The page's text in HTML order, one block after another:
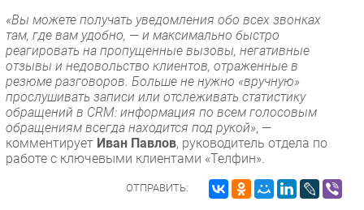
Новости
Аналитика
Интервью
Мероприятия
Проекты
IT класс
Тестовый стенд
Каталог компаний
«Вы можете получать уведомления обо всех звонках
там, где вам удобно, — и максимально быстро
реагировать на пропущенные вызовы, негативные
отзывы и недовольство клиентов, отраженные в
резюме разговоров. Больше не нужно «вручную»
прослушивать записи или отслеживать статистику
обращений в CRM: информация по всем голосовым
обращениям всегда находится под рукой», —
комментирует Иван Павлов, руководитель отдела по
работе с ключевыми клиентами «Телфин».
ОТПРАВИТЬ: